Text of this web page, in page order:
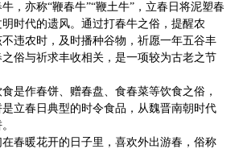
，亦称“鞭春牛”“鞭土牛”，立春日将泥塑春
时代的遗风。通过打春牛之俗，提醒农
违农时，及时播种谷物，祈愿一年五谷丰
俗与祈求丰收相关，是一项较为古老之节
是作春饼、赠春盘、食春菜等饮食之俗，
立春日典型的时令食品，从魏晋南朝时代
春暖花开的日子里，喜欢外出游春，俗称